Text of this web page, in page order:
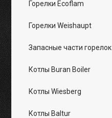
Горелки Ecoflam
Горелки Weishaupt
Запасные части горелок
Котлы Buran Boiler
Котлы Wiesberg
Котлы Baltur